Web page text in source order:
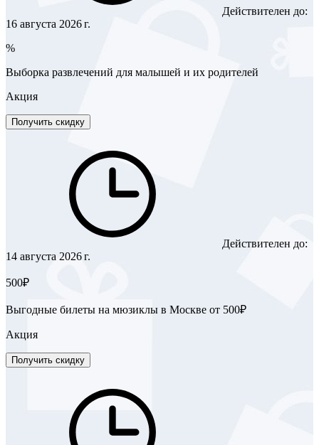
Действителен до:
16 августа 2026 г.
%
Выборка развлечений для малышей и их родителей
Акция
Получить скидку
Действителен до:
14 августа 2026 г.
500₽
Выгодные билеты на мюзиклы в Москве от 500₽
Акция
Получить скидку